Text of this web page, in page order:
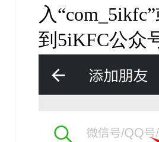
入
到5iKFC公众